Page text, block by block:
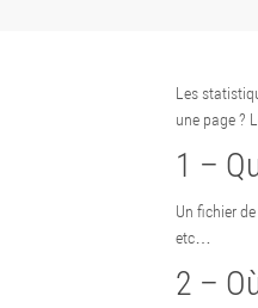
Les
une page ?
1 –
Un fichier
etc…
2 –